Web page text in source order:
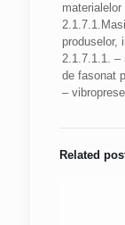
produselor,
2.1.7.1.1. –
de fasonat
–
Related